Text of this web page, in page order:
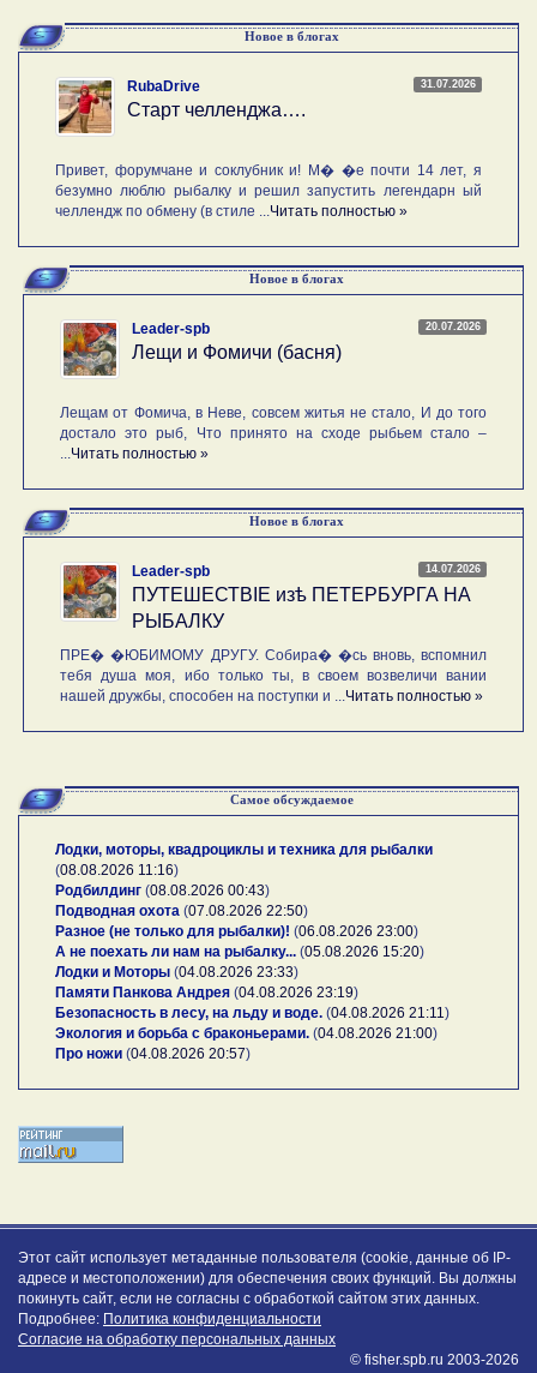
Новое в блогах
31.07.2026
RubaDrive
Старт челленджа….
Привет, форумчане и соклубник и! М� �е почти 14 лет, я
безумно люблю рыбалку и решил запустить легендарн ый
челлендж по обмену (в стиле ... Читать полностью »
Новое в блогах
20.07.2026
Leader-spb
Лещи и Фомичи (басня)
Лещам от Фомича, в Неве, совсем житья не стало, И до того
достало это рыб, Что принято на сходе рыбьем стало –
Читать полностью »
Новое в блогах
14.07.2026
Leader-spb
ПУТЕШЕСТВIE изѣ ПЕТЕРБУРГА НА
РЫБАЛКУ
ПРЕ� �ЮБИМОМУ ДРУГУ. Собира� �сь вновь, вспомнил
тебя душа моя, ибо только ты, в своем возвеличи вании
нашей дружбы, способен на поступки и ... Читать полностью »
Самое обсуждаемое
Лодки, моторы, квадроциклы и техника для рыбалки
(08.08.2026 11:16)
Родбилдинг (08.08.2026 00:43)
Подводная охота (07.08.2026 22:50)
Разное (не только для рыбалки)! (06.08.2026 23:00)
А не поехать ли нам на рыбалку... (05.08.2026 15:20)
Лодки и Моторы (04.08.2026 23:33)
Памяти Панкова Андрея (04.08.2026 23:19)
Безопасность в лесу, на льду и воде. (04.08.2026 21:11 )
Экология и борьба с браконьерами. (04.08.2026 21:00)
Про ножи (04.08.2026 20:57)
Этот сайт использует метаданные пользователя (cookie, данные об IP-
адресе и местоположении) для обеспечения своих функций. Вы должны
покинуть сайт, если не согласны с обработкой сайтом этих данных.
Подробнее: Политика конфиденциальности
Согласие на обработку персональных данных
© fisher.spb.ru 2003-2026